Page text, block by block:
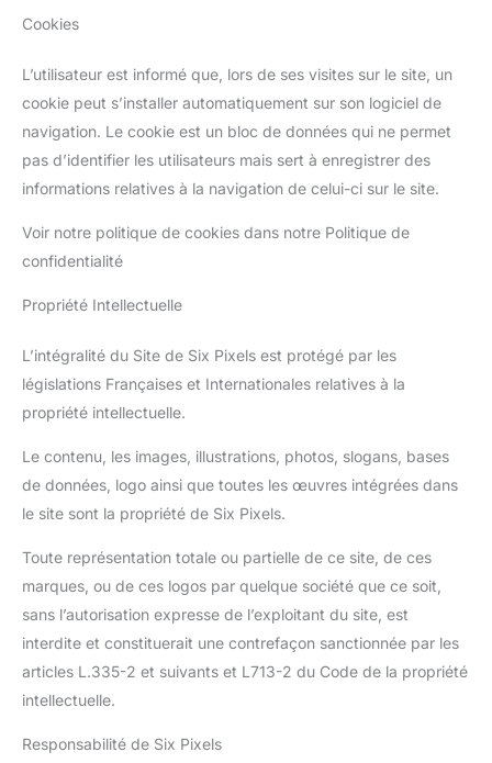
Cookies
L’utilisateur est informé que, lors de ses visites sur le site, un
cookie peut s’installer automatiquement sur son logiciel de
navigation. Le cookie est un bloc de données qui ne permet
pas d’identifier les utilisateurs mais sert à enregistrer des
informations relatives à la navigation de celui-ci sur le site.
Voir notre politique de cookies dans notre Politique de
confidentialité
Propriété Intellectuelle
L’intégralité du Site de Six Pixels est protégé par les
législations Françaises et Internationales relatives à la
propriété intellectuelle.
Le contenu, les images, illustrations, photos, slogans, bases
de données, logo ainsi que toutes les œuvres intégrées dans
le site sont la propriété de Six Pixels.
Toute représentation totale ou partielle de ce site, de ces
marques, ou de ces logos par quelque société que ce soit,
sans l’autorisation expresse de l’exploitant du site, est
interdite et constituerait une contrefaçon sanctionnée par les
articles L.335-2 et suivants et L713-2 du Code de la propriété
intellectuelle.
Responsabilité de Six Pixels